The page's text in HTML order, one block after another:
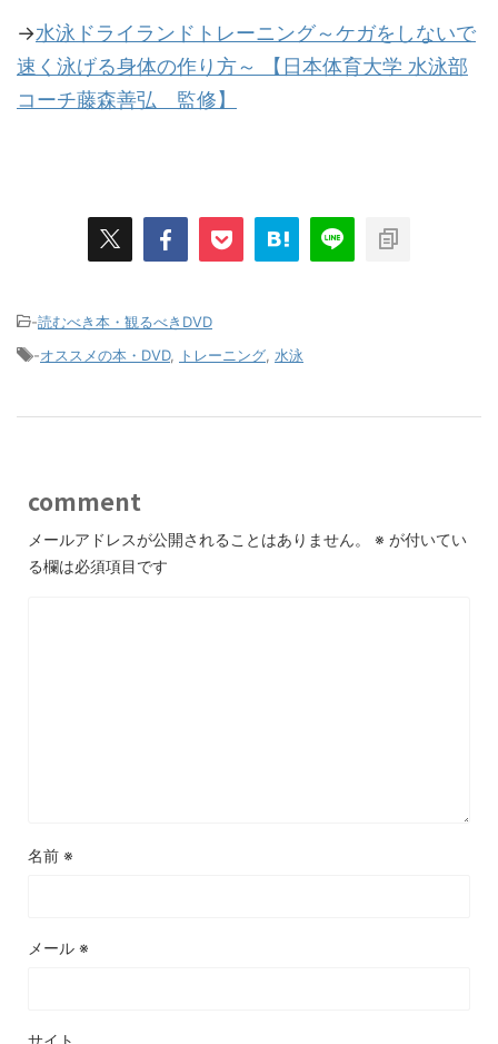
→水泳ドライランドトレーニング～ケガをしないで
速く泳げる身体の作り方～ 【日本体育大学 水泳部
コーチ藤森善弘 監修】
-読むべき本・観るべきDVD
-オススメの本・DVD, トレーニング 水泳
comment
メールアドレスが公開されることはありません。 ※ が付いてい
る欄は必須項目です
名前 ※
メール ※
サイト